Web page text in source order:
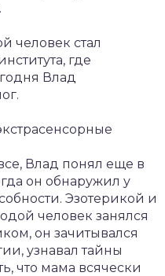
человек стал
где
Влад
Влад понял еще в
он обнаружил у
Эзотерикой и
человек занялся
он зачитывался
узнавал тайны
что мама всячески